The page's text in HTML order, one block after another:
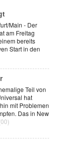
Main - Der
am Freitag
bereits
Start in den
Teil von
hat
mit Problemen
Das in New